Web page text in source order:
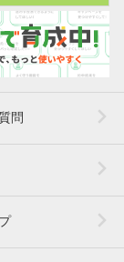
問